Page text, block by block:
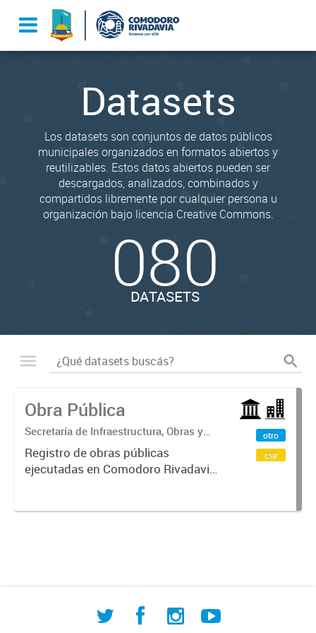
Datasets
Los datasets son conjuntos de datos públicos
municipales organizados en formatos abiertos y
reutilizables. Estos datos abiertos pueden ser
descargados, analizados, combinados y
compartidos libremente por cualquier persona u
organización bajo licencia Creative Commons.
080
DATASETS
Obra Pública
Secretaría de Infraestructura, Obras y
Servicios Públicos
Registro de obras públicas
ejecutadas en Comodoro Rivadavia,
adjudicatarias y montos
otro
csv